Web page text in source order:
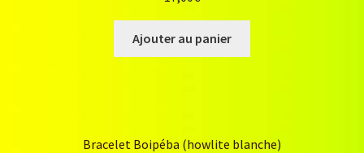
Ajouter au panier
Bracelet Boipéba (howlite blanche)